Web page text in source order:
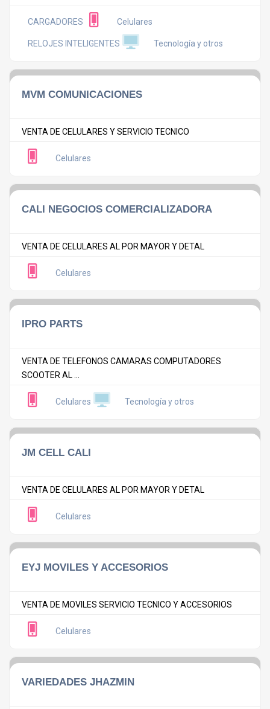
CARGADORES Celulares
RELOJES INTELIGENTES Tecnología y otros
MVM COMUNICACIONES
VENTA DE CELULARES Y SERVICIO TECNICO
Celulares
CALI NEGOCIOS COMERCIALIZADORA
VENTA DE CELULARES AL POR MAYOR Y DETAL
Celulares
IPRO PARTS
VENTA DE TELEFONOS CAMARAS COMPUTADORES
SCOOTER AL ...
Celulares Tecnología y otros
JM CELL CALI
VENTA DE CELULARES AL POR MAYOR Y DETAL
Celulares
EYJ MOVILES Y ACCESORIOS
VENTA DE MOVILES SERVICIO TECNICO Y ACCESORIOS
Celulares
VARIEDADES JHAZMIN